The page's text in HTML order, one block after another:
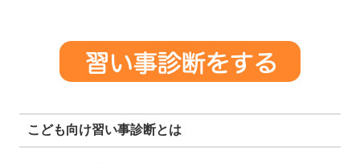
こども向け習い事診断とは